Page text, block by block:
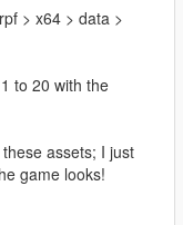
> x64 > data >
to 20 with the
assets; I just
game looks!